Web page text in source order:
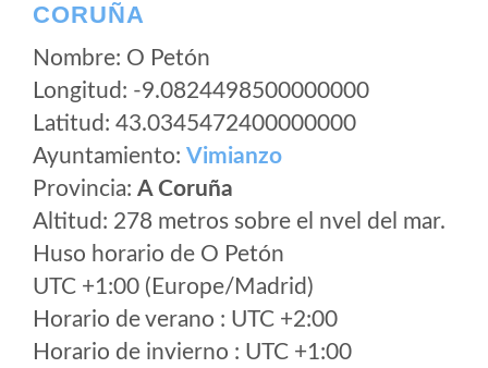
CORUÑA
Nombre: O Petón
Longitud: -9.0824498500000000
Latitud: 43.0345472400000000
Ayuntamiento: Vimianzo
Provincia: A Coruña
Altitud: 278 metros sobre el nvel del mar.
Huso horario de O Petón
UTC +1:00 (Europe/Madrid)
Horario de verano : UTC +2:00
Horario de invierno : UTC +1:00